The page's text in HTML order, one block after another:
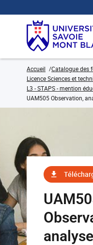
Accueil Catalogue des
Licence Sciences et
L3 - STAPS - mention
UAM505 Observation,